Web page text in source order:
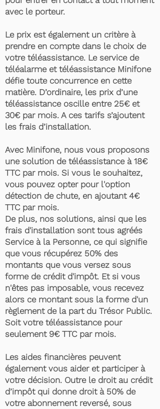
avec le porteur.
Le prix est également un critère à
prendre en compte dans le choix de
votre téléassistance. Le service de
téléalarme et téléassistance Minifone
défie toute concurrence en cette
matière. D’ordinaire, les prix d’une
téléassistance oscille entre 25€ et
30€ par mois. A ces tarifs s’ajoutent
les frais d’installation.
Avec Minifone, nous vous proposons
une solution de téléassistance à 18€
TTC par mois. Si vous le souhaitez,
vous pouvez opter pour l'option
détection de chute, en ajoutant 4€
TTC par mois.
De plus, nos solutions, ainsi que les
frais d'installation sont tous agréés
Service à la Personne, ce qui signifie
que vous récupérez 50% des
montants que vous versez sous
forme de crédit d'impôt. Et si vous
n'êtes pas imposable, vous recevez
alors ce montant sous la forme d'un
règlement de la part du Trésor Public.
Soit votre téléassistance pour
seulement 9€ TTC par mois.
Les aides financières peuvent
également vous aider et participer à
votre décision. Outre le droit au crédit
d’impôt qui donne droit à 50% de
votre abonnement reversé, sous